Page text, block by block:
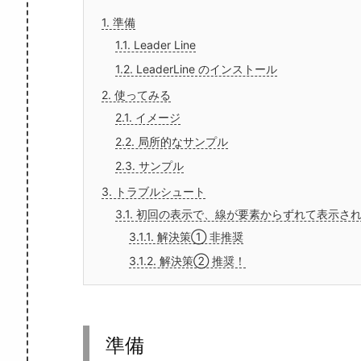
1. 準備
1.1. Leader Line
1.2. LeaderLine のインストール
2. 使ってみる
2.1. イメージ
2.2. 局所的なサンプル
2.3. サンプル
3. トラブルシュート
3.1. 初回の表示で、線が要素からずれて表示さ
3.1.1. 解決策① 非推奨
3.1.2. 解決策② 推奨！
準備